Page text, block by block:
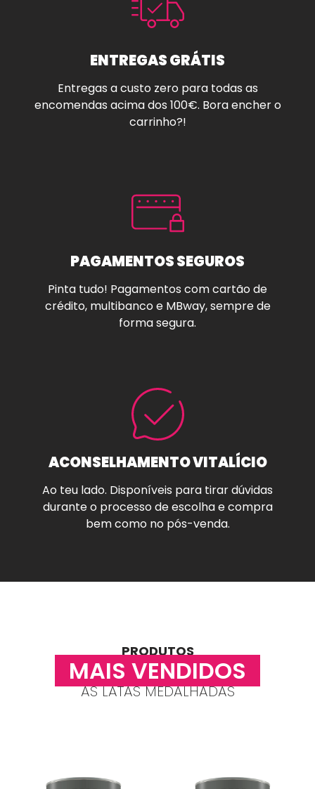
ENTREGAS GRÁTIS
Entregas a custo zero para todas as
encomendas acima dos 100€. Bora encher o
carrinho?!
PAGAMENTOS SEGUROS
Pinta tudo! Pagamentos com cartão de
crédito, multibanco e MBway, sempre de
forma segura.
ACONSELHAMENTO VITALÍCIO
Ao teu lado. Disponíveis para tirar dúvidas
durante o processo de escolha e compra
bem como no pós-venda.
PRODUTOS
MAIS VENDIDOS
AS LATAS MEDALHADAS